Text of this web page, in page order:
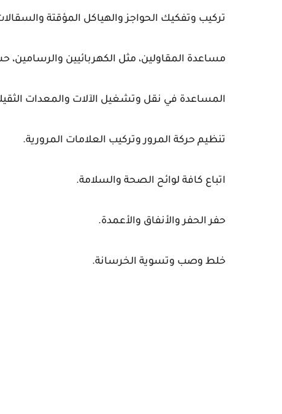
تركيب وتفكيك الحواجز والهياكل المؤقتة
مساعدة المقاولين، مثل الكهربائيين والرسامين،
المساعدة في نقل وتشغيل الآلات والمعدات
تنظيم حركة المرور وتركيب العلامات المرورية.
اتباع كافة لوائح الصحة والسلامة.
حفر الحفر والأنفاق والأعمدة.
خلط وصب وتسوية الخرسانة.